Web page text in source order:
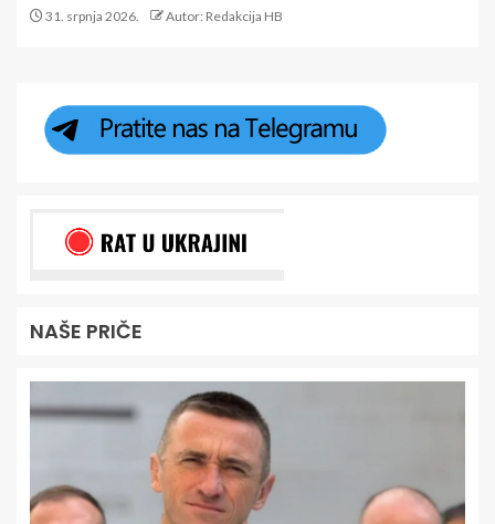
31. srpnja 2026. Autor: Redakcija HB
NAŠE PRIČE